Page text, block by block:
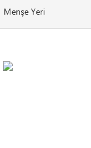
Menşe Yeri